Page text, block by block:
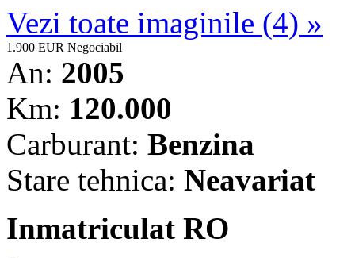
Vezi toate imaginile (4) »
1.900 EUR Negociabil
An: 2005
Km: 120.000
Carburant: Benzina
Stare tehnica: Neavariat
Inmatriculat RO